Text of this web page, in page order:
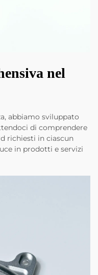
nel
abbiamo sviluppato
di comprendere
richiesti in ciascun
in prodotti e servizi